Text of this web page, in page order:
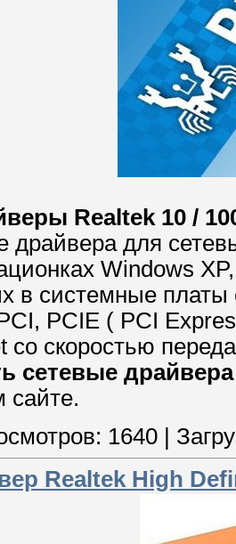
Realtek 10 /
драйвера для
Windows
в системные платы
PCIE ( PCI
cо скоростью
сетевые
сайте.
1640
Realtek High